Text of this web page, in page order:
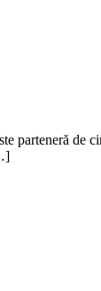
parteneră de